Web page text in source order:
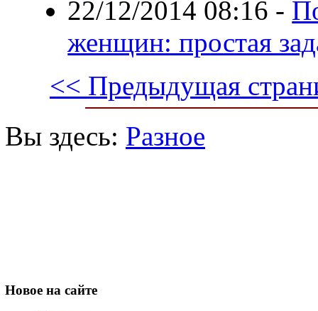
22/12/2014 08:16 -
женщин: простая
<< Предыдущая
Вы здесь: Разное
Новое на сайте